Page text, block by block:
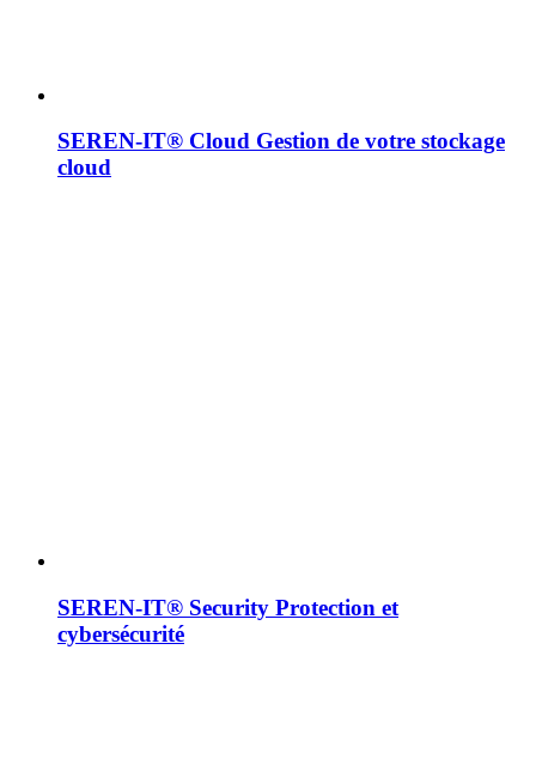
SEREN-IT® Cloud Gestion de votre stockage
cloud
SEREN-IT® Security Protection et
cybersécurité